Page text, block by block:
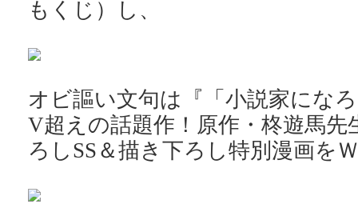
もくじ）し、
オビ謳い文句は『「小説家にな
V超えの話題作！原作・柊遊馬先
ろしSS＆描き下ろし特別漫画を